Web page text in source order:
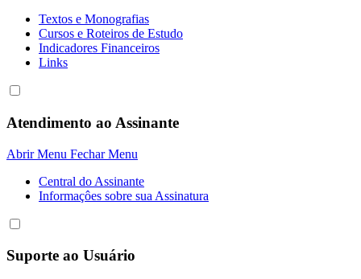
Textos e Monografias
Cursos e Roteiros de Estudo
Indicadores Financeiros
Links
Atendimento ao Assinante
Abrir Menu Fechar Menu
Central do Assinante
Informaçôes sobre sua Assinatura
Suporte ao Usuário